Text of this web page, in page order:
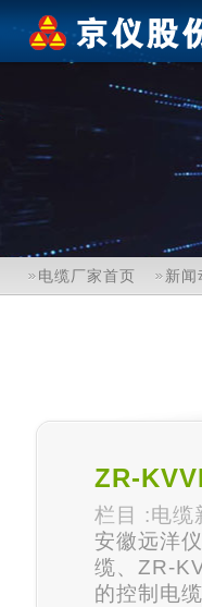
电缆厂家首页 新闻
ZR-
栏目 :电
安徽远洋
缆、ZR-
的控制电